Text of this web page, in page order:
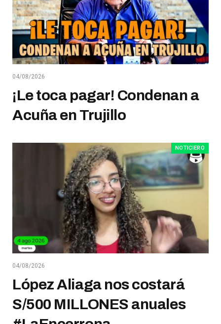
04/08/2026
¡Le toca pagar! Condenan a
Acuña en Trujillo
NOTICIERO
04/08/2026
López Aliaga nos costará
S/500 MILLONES anuales